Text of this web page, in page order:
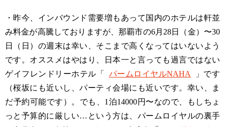
・昨今、インバウンド需要増もあって国内のホテルは軒並
み料金が高騰しておりますが、那覇市の6月28日（金）〜30
日（日）の週末は幸い、そこまで高くなってはいないよう
です。オススメはやはり、日本一と言っても過言ではない
ゲイフレンドリーホテル「
パームロイヤルNAHA
」です
（桜坂にも近いし、パーティ会場にも近いです。幸い、ま
だ予約可能です）。でも、1泊14000円〜なので、もしちょ
っと予算的に厳しい…という方は、パームロイヤルの裏手